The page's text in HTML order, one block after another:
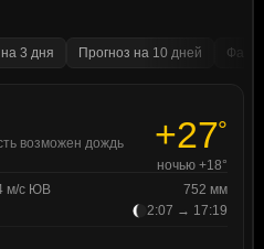
3 дня Прогноз на 10 дней
возможен дождь +27°
ночью +18°
м/с ЮВ
752 мм
2:07 → 17:19